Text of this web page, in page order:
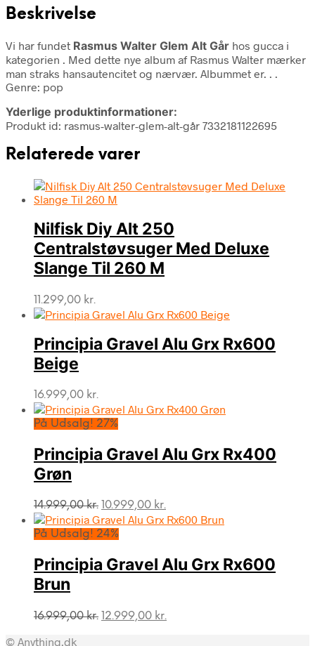
Beskrivelse
Vi har fundet Rasmus Walter Glem Alt Går hos gucca i
kategorien . Med dette nye album af Rasmus Walter mærker
man straks hansautencitet og nærvær. Albummet er. . .
Genre: pop
Yderlige produktinformationer:
Produkt id: rasmus-walter-glem-alt-går 7332181122695
Relaterede varer
Nilfisk Diy Alt 250
Centralstøvsuger Med Deluxe
Slange Til 260 M
11.299,00 kr.
Principia Gravel Alu Grx Rx600
Beige
16.999,00 kr.
På Udsalg! 27%
Principia Gravel Alu Grx Rx400
Grøn
14.999,00kr. Den
oprindelige
pris
14.999,00 kr..
10.999,00 kr.
aktuelle
10.999,00 kr..
På Udsalg! 24%
Principia Gravel Alu Grx Rx600
Brun
16.999,00kr. Den
12.999,00 kr.
© Anything.dk